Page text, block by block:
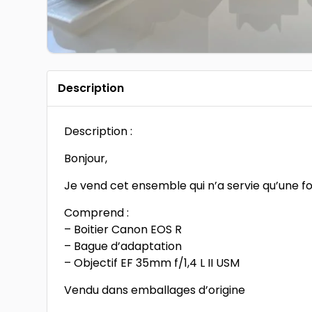
Description
Description :
Bonjour,
Je vend cet ensemble qui n’a servie qu’une
Comprend :
– Boitier Canon EOS R
– Bague d’adaptation
– Objectif EF 35mm f/1,4 L II USM
Vendu dans emballages d’origine